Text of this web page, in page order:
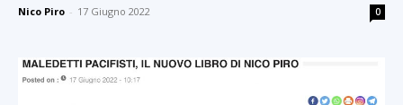
Nico Piro - 17 Giugno 2022 0